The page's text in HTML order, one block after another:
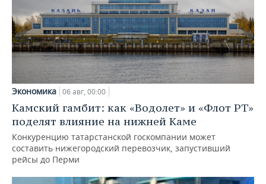
Экономика 06 авг, 00:00
Камский гамбит: как «Водолет» и «Флот РТ»
поделят влияние на нижней Каме
Конкуренцию татарстанской госкомпании может
составить нижегородский перевозчик, запустивший
рейсы до Перми